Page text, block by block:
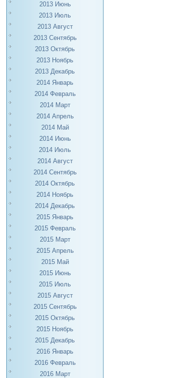
2013 Июнь
2013 Июль
2013 Август
2013 Сентябрь
2013 Октябрь
2013 Ноябрь
2013 Декабрь
2014 Январь
2014 Февраль
2014 Март
2014 Апрель
2014 Май
2014 Июнь
2014 Июль
2014 Август
2014 Сентябрь
2014 Октябрь
2014 Ноябрь
2014 Декабрь
2015 Январь
2015 Февраль
2015 Март
2015 Апрель
2015 Май
2015 Июнь
2015 Июль
2015 Август
2015 Сентябрь
2015 Октябрь
2015 Ноябрь
2015 Декабрь
2016 Январь
2016 Февраль
2016 Март